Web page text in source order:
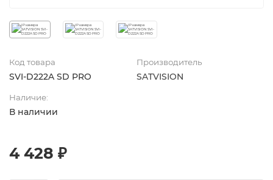
Код товара
SVI-D222A SD PRO
Производитель
SATVISION
Наличие:
В наличии
4 428 ₽